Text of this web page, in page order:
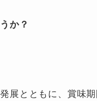
か？
展とともに、賞味